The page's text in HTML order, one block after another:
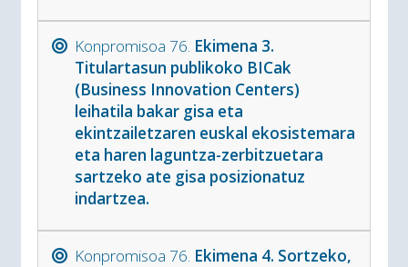
Konpromisoa 76. Ekimena 3.
Titulartasun publikoko BICak
(Business Innovation Centers)
leihatila bakar gisa eta
ekintzailetzaren euskal ekosistemara
eta haren laguntza-zerbitzuetara
sartzeko ate gisa posizionatuz
indartzea.
Konpromisoa 76. Ekimena 4. Sortzeko,